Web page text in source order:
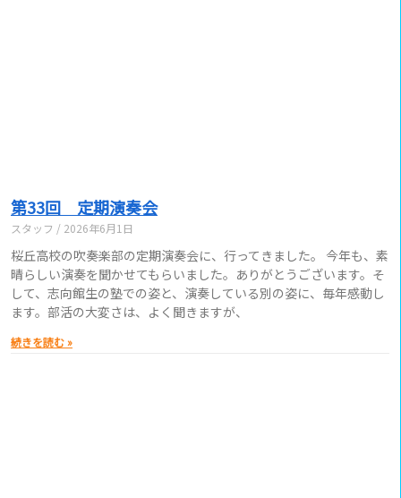
第33回 定期演奏会
スタッフ 2026年6月1日
桜丘高校の吹奏楽部の定期演奏会に、行ってきました。 今年も、素
晴らしい演奏を聞かせてもらいました。ありがとうございます。そ
して、志向館生の塾での姿と、演奏している別の姿に、毎年感動し
ます。部活の大変さは、よく聞きますが、
続きを読む »